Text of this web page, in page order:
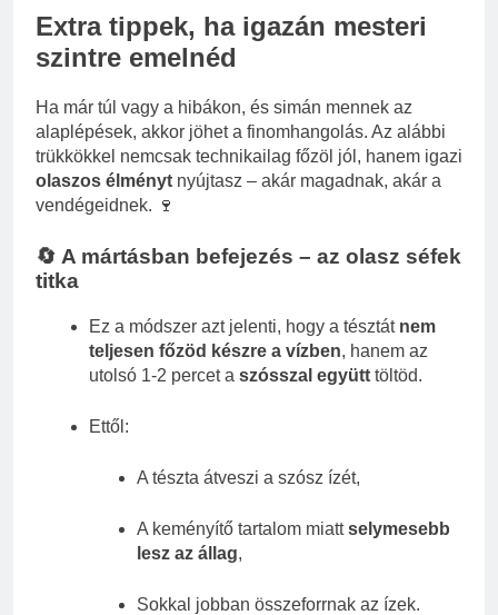
Extra tippek, ha igazán mesteri
szintre emelnéd
Ha már túl vagy a hibákon, és simán mennek az
alaplépések, akkor jöhet a finomhangolás. Az alábbi
trükkökkel nemcsak technikailag főzöl jól, hanem igazi
olaszos élményt nyújtasz – akár magadnak, akár a
vendégeidnek. 🍷
🔄 A mártásban befejezés – az olasz séfek
titka
Ez a módszer azt jelenti, hogy a tésztát nem
teljesen főzöd készre a vízben, hanem az
utolsó 1-2 percet a szósszal együtt töltöd.
Ettől:
A tészta átveszi a szósz ízét,
A keményítő tartalom miattselymesebb
lesz az állag,
Sokkal jobban összeforrnak az ízek.